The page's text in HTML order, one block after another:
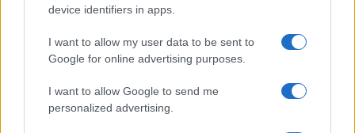
device identifiers in apps.
I want to allow my user data to be sent to
Google for online advertising purposes.
I want to allow Google to send me
personalized advertising.
HÍRLEVÉL
E-mail cím